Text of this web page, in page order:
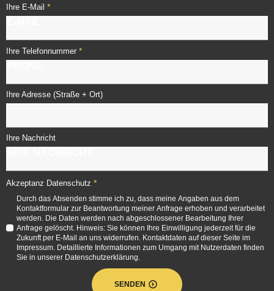
Ihre E-Mail *
Ihre Telefonnummer *
Ihre Adresse (Straße + Ort)
Ihre Nachricht
Akzeptanz Datenschutz *
Durch das Absenden stimme ich zu, dass meine Angaben aus dem
Kontaktformular zur Beantwortung meiner Anfrage erhoben und verarbeitet
werden. Die Daten werden nach abgeschlossener Bearbeitung Ihrer
Anfrage gelöscht. Hinweis: Sie können Ihre Einwilligung jederzeit für die
Zukunft per E-Mail an uns widerrufen. Kontaktdaten auf dieser Seite im
Impressum. Detaillierte Informationen zum Umgang mit Nutzerdaten finden
Sie in unserer Datenschutzerklärung.
SENDEN